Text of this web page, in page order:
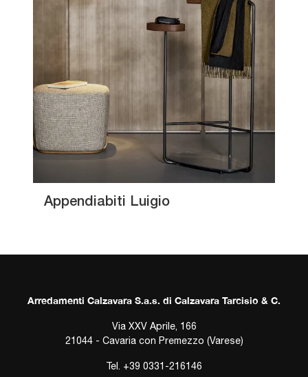
Appendiabiti Luigio
Arredamenti Calzavara S.a.s. di Calzavara Tarcisio & C.
Via XXV Aprile, 166
21044 - Cavaria con Premezzo (Varese)
Tel. +39 0331-216146